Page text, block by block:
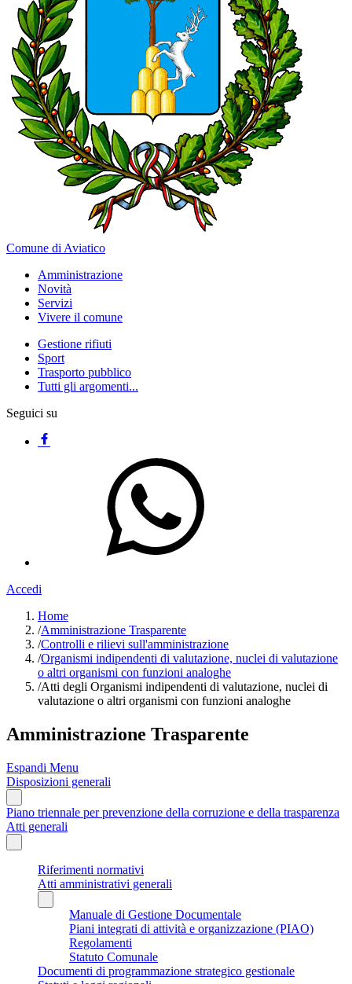
Comune di Aviatico
Amministrazione
Novità
Servizi
Vivere il comune
Gestione rifiuti
Sport
Trasporto pubblico
Tutti gli argomenti...
Seguici su
Accedi
Home
/Amministrazione Trasparente
/Controlli e rilievi sull'amministrazione
/Organismi indipendenti di valutazione, nuclei di valutazione
o altri organismi con funzioni analoghe
/Atti degli Organismi indipendenti di valutazione, nuclei di
valutazione o altri organismi con funzioni analoghe
Amministrazione Trasparente
Espandi Menu
Disposizioni generali
Piano triennale per prevenzione della corruzione e della trasparenza
Atti generali
Riferimenti normativi
Atti amministrativi generali
Manuale di Gestione Documentale
Piani integrati di attività e organizzazione (PIAO)
Regolamenti
Statuto Comunale
Documenti di programmazione strategico gestionale